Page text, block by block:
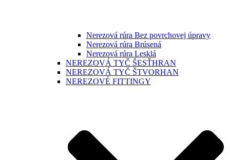
Nerezová rúra Bez povrchovej úpravy
Nerezová rúra Brúsená
Nerezová rúra Lesklá
NEREZOVÁ TYČ ŠESŤHRAN
NEREZOVÁ TYČ ŠTVORHAN
NEREZOVÉ FITTINGY